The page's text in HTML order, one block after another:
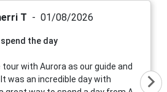
T 01/08/2026
the day
with Aurora as our guide and
was an incredible day with